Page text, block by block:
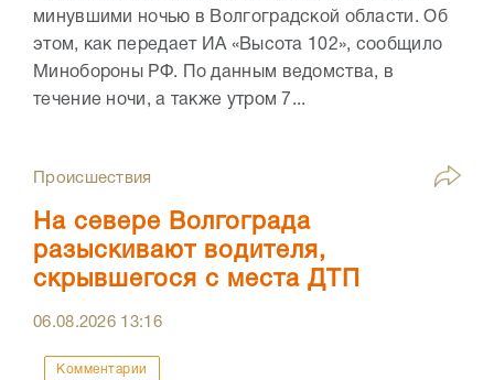
минувшими ночью в Волгоградской области. Об
этом, как передает ИА «Высота 102», сообщило
Минобороны РФ. По данным ведомства, в
течение ночи, а также утром 7...
Происшествия
На севере Волгограда
разыскивают водителя,
скрывшегося с места ДТП
06.08.2026 13:16
Комментарии